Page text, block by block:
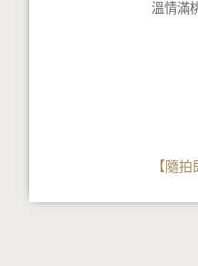
溫情滿
【隨